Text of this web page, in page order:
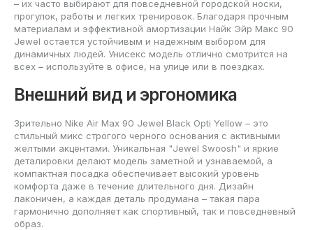
– их часто выбирают для повседневной городской носки,
прогулок, работы и легких тренировок. Благодаря прочным
материалам и эффективной амортизации Найк Эйр Макс 90
Jewel остается устойчивым и надежным выбором для
динамичных людей. Унисекс модель отлично смотрится на
всех – используйте в офисе, на улице или в поездках.
Внешний вид и эргономика
Зрительно Nike Air Max 90 Jewel Black Opti Yellow – это
стильный микс строгого черного основания с активными
желтыми акцентами. Уникальная "Jewel Swoosh" и яркие
деталировки делают модель заметной и узнаваемой, а
компактная посадка обеспечивает высокий уровень
комфорта даже в течение длительного дня. Дизайн
лаконичен, а каждая деталь продумана – такая пара
гармонично дополняет как спортивный, так и повседневный
образ.